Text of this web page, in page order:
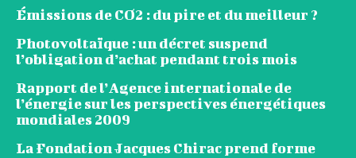
Émissions de CO2 : du pire et du meilleur ?
Photovoltaïque : un décret suspend
l’obligation d’achat pendant trois mois
Rapport de l’Agence internationale de
l’énergie sur les perspectives énergétiques
mondiales 2009
La Fondation Jacques Chirac prend forme